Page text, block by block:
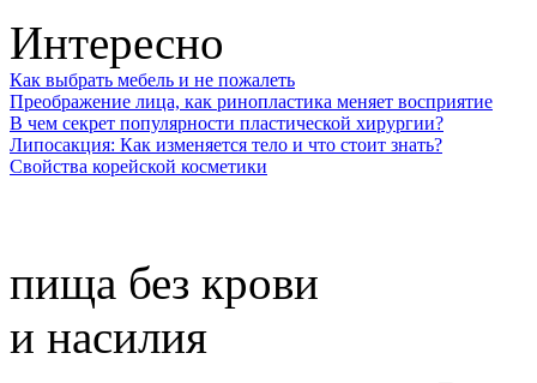
Интересно
Как выбрать мебель и не пожалеть
Преображение лица, как ринопластика меняет восприятие
В чем секрет популярности пластической хирургии?
Липосакция: Как изменяется тело и что стоит знать?
Свойства корейской косметики
пища без крови
и насилия